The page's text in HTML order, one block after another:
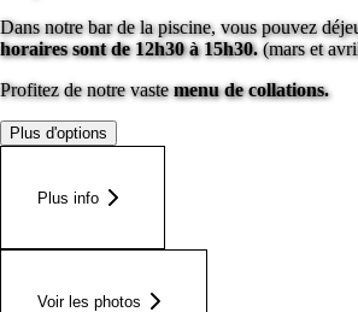
Dans notre bar de la piscine, vous pouvez
horaires sont de 12h30 à 15h30.(mars et
Profitez de notre vastemenu de collations.
Plus d'options
Plus info
Voir les photos